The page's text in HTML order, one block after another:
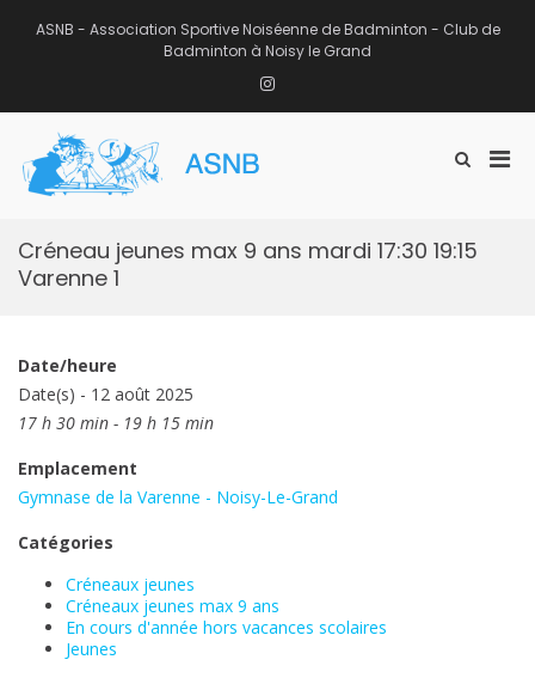
ASNB - Association Sportive Noiséenne de Badminton - Club de
Badminton à Noisy le Grand
Instagram
Afficher
recherche
Créneau jeunes max 9 ans mardi 17:30 19:15
Varenne 1
Date/heure
Date(s) - 12 août 2025
17 h 30 min - 19 h 15 min
Emplacement
Gymnase de la Varenne - Noisy-Le-Grand
Catégories
Créneaux jeunes
Créneaux jeunes max 9 ans
En cours d'année hors vacances scolaires
Jeunes